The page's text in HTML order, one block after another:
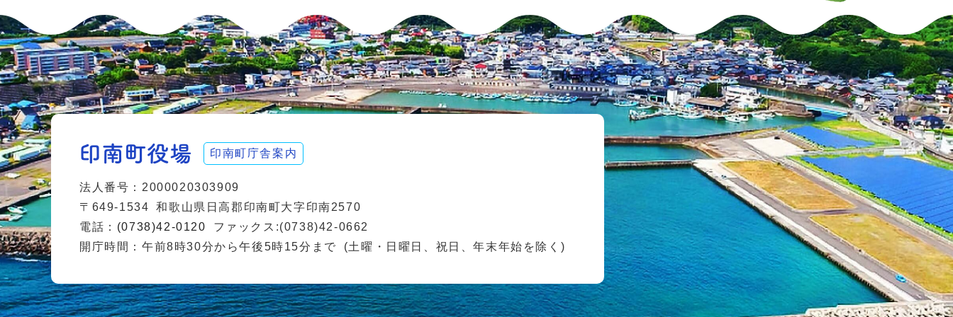
印南町庁舎案内
法人番号：2000020303909
〒649-1534
和歌山県日高郡印南町大字印南2570
電話： (0738)42-0120
ファックス:(0738)42-0662
開庁時間：午前8時30分から午後5時15分まで
(土曜・日曜日、祝日、年末年始を除く)